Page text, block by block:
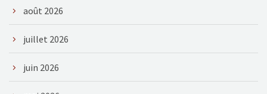
août 2026
juillet 2026
juin 2026